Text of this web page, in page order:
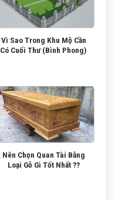
Vì Sao Trong Khu Mộ Cần
Có Cuối Thư (Bình Phong)
Nên Chọn Quan Tài Bằng
Loại Gỗ Gì Tốt Nhất ??